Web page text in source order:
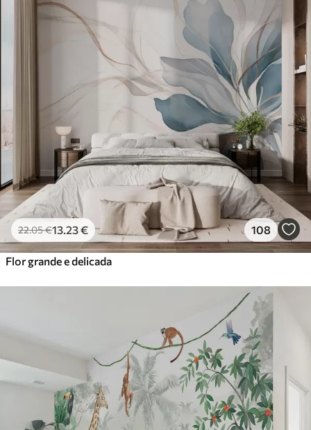
22.05€13 .23€ 108
Flor grande e delicada